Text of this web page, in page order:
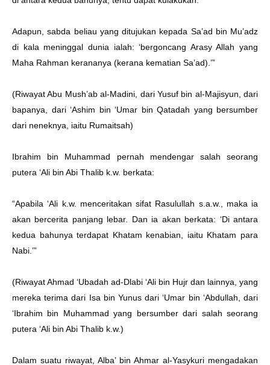
Adapun, sabda beliau yang ditujukan kepada Sa’ad bin Mu’adz
di kala meninggal dunia ialah: ‘bergoncang Arasy Allah yang
Maha Rahman kerananya (kerana kematian Sa’ad).’”
(Riwayat Abu Mush’ab al-Madini, dari Yusuf bin al-Majisyun, dari
bapanya, dari ‘Ashim bin ‘Umar bin Qatadah yang bersumber
dari neneknya, iaitu Rumaitsah)
Ibrahim bin Muhammad pernah mendengar salah seorang
putera ‘Ali bin Abi Thalib k.w. berkata:
“Apabila ‘Ali k.w. menceritakan sifat Rasulullah s.a.w., maka ia
akan bercerita panjang lebar. Dan ia akan berkata: ‘Di antara
kedua bahunya terdapat Khatam kenabian, iaitu Khatam para
Nabi.’”
(Riwayat Ahmad ‘Ubadah ad-Dlabi ‘Ali bin Hujr dan lainnya, yang
mereka terima dari Isa bin Yunus dari ‘Umar bin ‘Abdullah, dari
‘Ibrahim bin Muhammad yang bersumber dari salah seorang
putera ‘Ali bin Abi Thalib k.w.)
Dalam suatu riwayat, Alba’ bin Ahmar al-Yasykuri mengadakan